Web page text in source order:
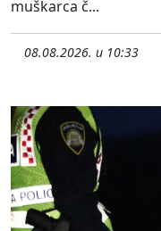
muškarca č...
08.08.2026. u 10:33